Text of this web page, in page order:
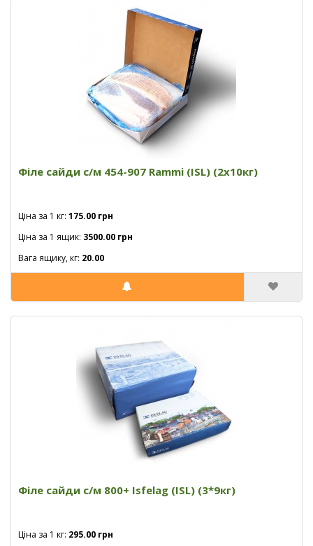
Філе сайди с/м 454-907 Rammi (ISL) (2x10кг)
Ціна за 1 кг: 175.00 грн
Ціна за 1 ящик: 3500.00 грн
Вага ящику, кг: 20.00
Філе сайди с/м 800+ Isfelag (ISL) (3*9кг)
Ціна за 1 кг: 295.00 грн